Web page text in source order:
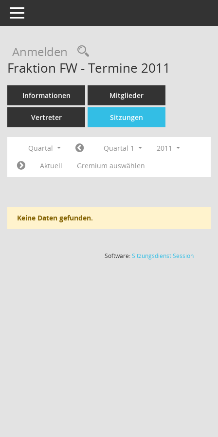
Toggle navigation
Anmelden Rechercheauswahl
Fraktion FW - Termine 2011
Informationen Mitglieder
Vertreter Sitzungen
Quartal Quartal 1
2011
Aktuell
Gremium auswählen
Keine Daten gefunden.
Software:SitzungsdienstSession(Wird in